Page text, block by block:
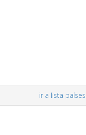
ir a lista países